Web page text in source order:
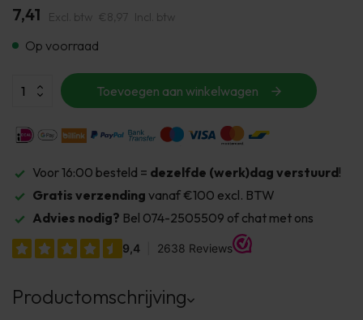
7,41 Excl. btw €8,97 Incl. btw
Op voorraad
Toevoegen aan winkelwagen
Voor 16:00 besteld = dezelfde (werk)dag verstuurd!
Gratis verzending vanaf €100 excl. BTW
Advies nodig? Bel 074-2505509 of chat met ons
Productomschrijving